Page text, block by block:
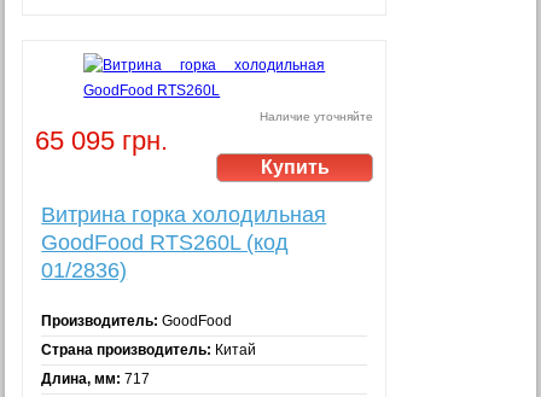
65 095 грн.
Наличие уточняйте
Витрина горка холодильная
GoodFood RTS260L (код
01/2836)
Производитель: GoodFood
Страна производитель: Китай
Длина, мм: 717